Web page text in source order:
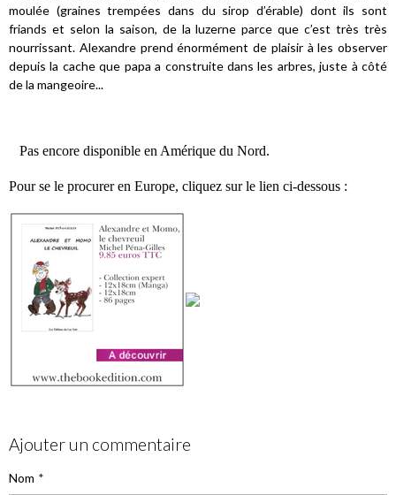
moulée (graines trempées dans du sirop d’érable) dont ils sont
friands et selon la saison, de la luzerne parce que c’est très très
nourrissant. Alexandre prend énormément de plaisir à les observer
depuis la cache que papa a construite dans les arbres, juste à côté
de la mangeoire...
Pas encore disponible en Amérique du Nord.
Pour se le procurer en Europe, cliquez sur le lien ci-dessous :
Ajouter un commentaire
Nom